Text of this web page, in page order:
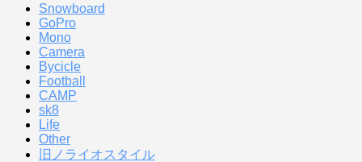
Snowboard
GoPro
Mono
Camera
Bycicle
Football
CAMP
sk8
Life
Other
旧ノライオスタイル